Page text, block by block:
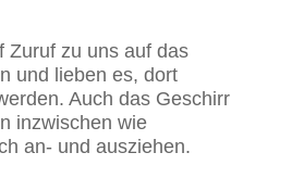
Zuruf zu uns auf das
und lieben es, dort
Auch das Geschirr
inzwischen wie
an- und ausziehen.